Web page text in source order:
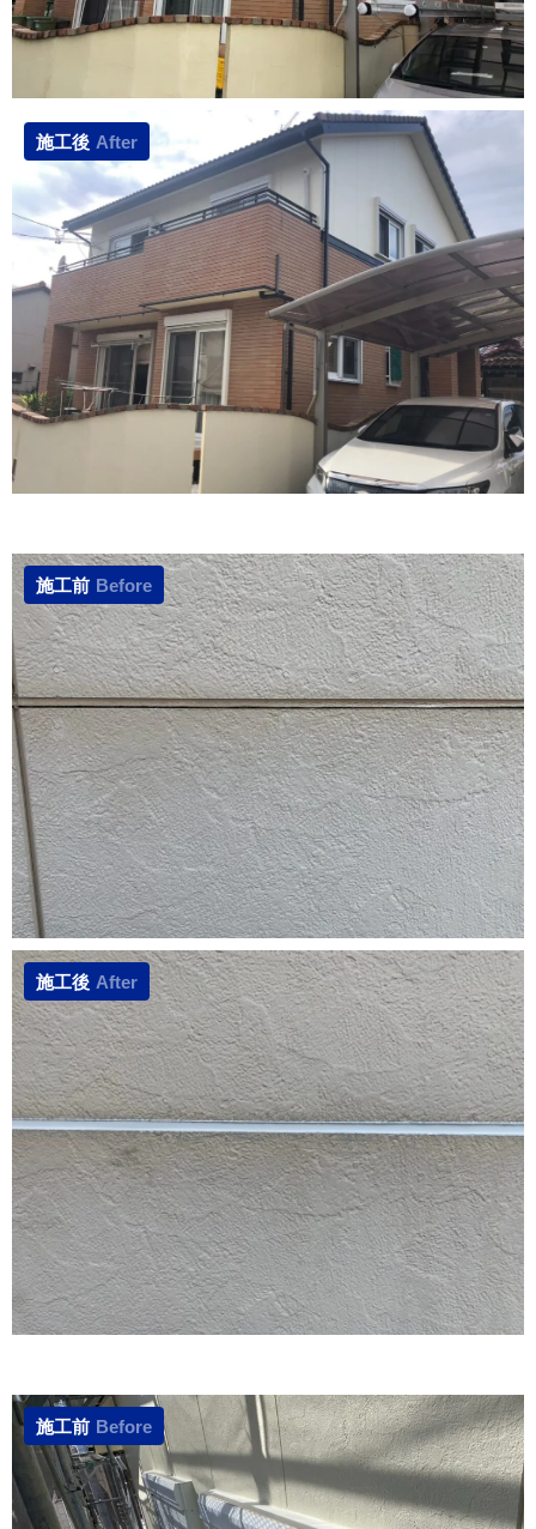
施工後 After
施工前 Before
施工後 After
施工前 Before